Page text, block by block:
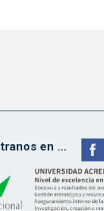
en ...